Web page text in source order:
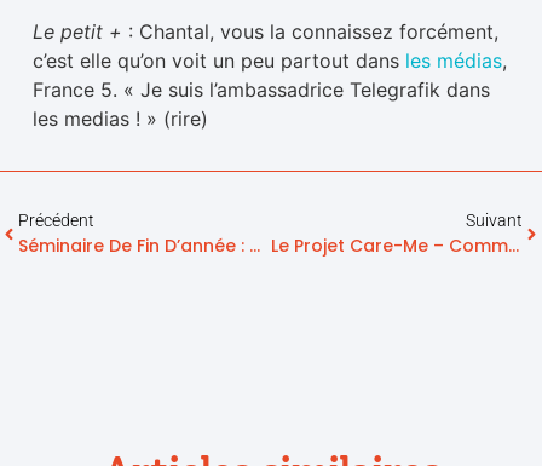
Le petit + : Chantal, vous la connaissez forcément,
c’est elle qu’on voit un peu partout dans les médias,
France 5. « Je suis l’ambassadrice Telegrafik dans
les medias ! » (rire)
Précédent
Séminaire De Fin D’année : Telegrafik S’engage Avec La Fresque Du Numérique
Suivant
Le Projet Care-Me – Comment Proposer Une Plateforme De Coordination Intelligente Et Prédictive Au Service Du Bien Vieillir